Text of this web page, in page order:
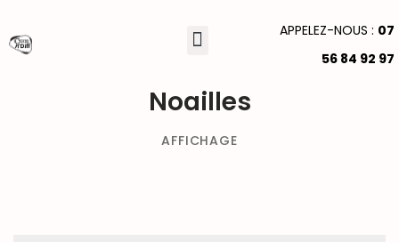
APPELEZ-NOUS : 07
56 84 92 97
Campagne d'affichage local
multi-formats pour la Villa
Noailles
AFFICHAGE